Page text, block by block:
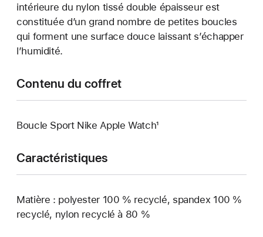
intérieure du nylon tissé double épaisseur est
constituée d’un grand nombre de petites boucles
qui forment une surface douce laissant s’échapper
l’humidité.
Contenu du coffret
Boucle Sport Nike Apple Watch¹
Caractéristiques
Matière : polyester 100 % recyclé, spandex 100 %
recyclé, nylon recyclé à 80 %